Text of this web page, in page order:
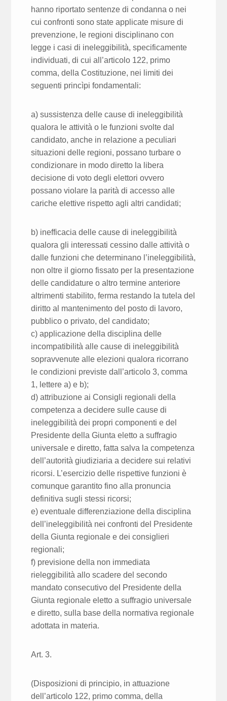
hanno riportato sentenze di condanna o nei
cui confronti sono state applicate misure di
prevenzione, le regioni disciplinano con
legge i casi di ineleggibilità, specificamente
individuati, di cui all’articolo 122, primo
comma, della Costituzione, nei limiti dei
seguenti princìpi fondamentali:
a) sussistenza delle cause di ineleggibilità
qualora le attività o le funzioni svolte dal
candidato, anche in relazione a peculiari
situazioni delle regioni, possano turbare o
condizionare in modo diretto la libera
decisione di voto degli elettori ovvero
possano violare la parità di accesso alle
cariche elettive rispetto agli altri candidati;
b) inefficacia delle cause di ineleggibilità
qualora gli interessati cessino dalle attività o
dalle funzioni che determinano l’ineleggibilità,
non oltre il giorno fissato per la presentazione
delle candidature o altro termine anteriore
altrimenti stabilito, ferma restando la tutela del
diritto al mantenimento del posto di lavoro,
pubblico o privato, del candidato;
c) applicazione della disciplina delle
incompatibilità alle cause di ineleggibilità
sopravvenute alle elezioni qualora ricorrano
le condizioni previste dall’articolo 3, comma
1, lettere a) e b);
d) attribuzione ai Consigli regionali della
competenza a decidere sulle cause di
ineleggibilità dei propri componenti e del
Presidente della Giunta eletto a suffragio
universale e diretto, fatta salva la competenza
dell’autorità giudiziaria a decidere sui relativi
ricorsi. L’esercizio delle rispettive funzioni è
comunque garantito fino alla pronuncia
definitiva sugli stessi ricorsi;
e) eventuale differenziazione della disciplina
dell’ineleggibilità nei confronti del Presidente
della Giunta regionale e dei consiglieri
regionali;
f) previsione della non immediata
rieleggibilità allo scadere del secondo
mandato consecutivo del Presidente della
Giunta regionale eletto a suffragio universale
e diretto, sulla base della normativa regionale
adottata in materia.
Art. 3.
(Disposizioni di principio, in attuazione
dell’articolo 122, primo comma, della